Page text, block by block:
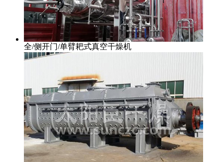
全/侧开门/单臂耙式真空干燥机